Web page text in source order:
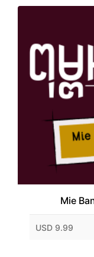
Mie
USD 9.99